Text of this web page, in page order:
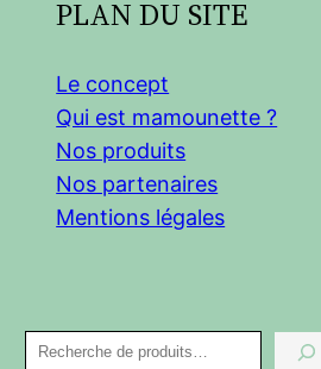
Recherche
:
,
0
0
€
PLAN DU SITE
Le concept
Qui est mamounette ?
Nos produits
Nos partenaires
Mentions légales